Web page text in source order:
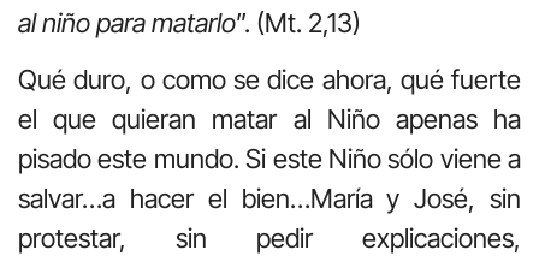
al niño para matarlo”. (Mt. 2,13)
Qué duro, o como se dice ahora, qué fuerte
el que quieran matar al Niño apenas ha
pisado este mundo. Si este Niño sólo viene a
salvar…a hacer el bien…María y José, sin
protestar, sin pedir explicaciones,